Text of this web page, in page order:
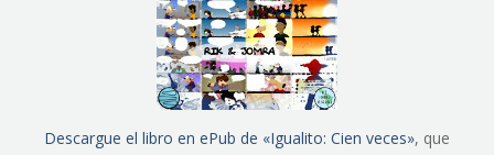
Descargue el libro en ePub de «Igualito: Cien veces», que